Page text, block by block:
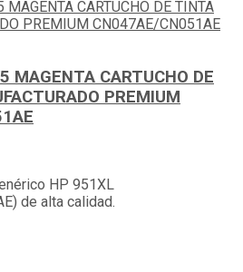
MAGENTA CARTUCHO DE
PREMIUM
HP 951XL
de alta calidad.